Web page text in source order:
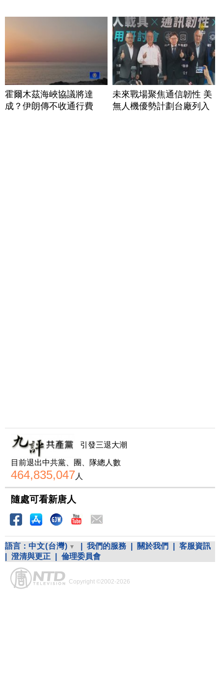
霍爾木茲海峽協議將達
成？伊朗傳不收通行費
未來戰場聚焦通信韌性 美
無人機優勢計劃台廠列入
引發三退大潮
目前退出中共黨、團、隊總人數
464,835,047人
隨處可看新唐人
語言： 中文(台灣) 我們的服務 關於我們
客服資訊
澄清與更正 倫理委員會
Copyright ©2002-2026